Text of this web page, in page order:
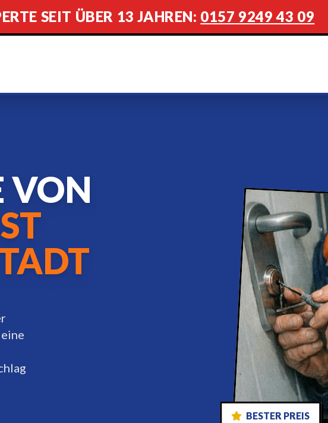
SEIT ÜBER 13 JAHREN: 0157 9249 43 09
VON
BESTER PREIS